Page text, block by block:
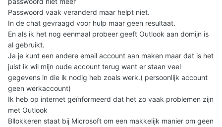
Passwoord vaak veranderd maar helpt niet.
In de chat gevraagd voor hulp maar geen resultaat.
En als ik het nog eenmaal probeer geeft Outlook aan domijn is
al gebruikt.
Ja je kunt een andere email account aan maken maar dat is het
juist ik wil mijn oude account terug want er staan veel
gegevens in die ik nodig heb zoals werk.( persoonlijk account
geen werkaccount)
Ik heb op internet geïnformeerd dat het zo vaak problemen zijn
met Outlook
Bllokkeren staat bij Microsoft om een makkelijk manier om geen